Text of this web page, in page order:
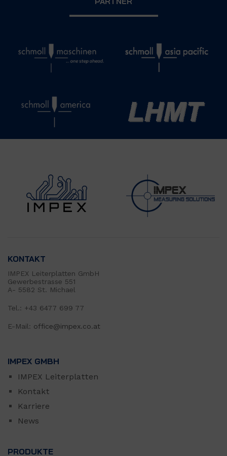
KONTAKT
IMPEX Leiterplatten GmbH
Gewerbestrasse 551
A- 5582 St. Michael
Tel.: +43 6477 699 77
E-Mail: office@impex.co.at
IMPEX GMBH
IMPEX Leiterplatten
Kontakt
Karriere
News
PRODUKTE